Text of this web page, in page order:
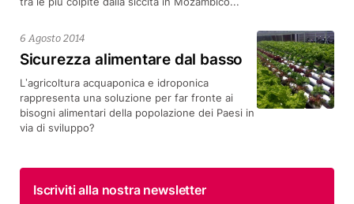
Sicurezza alimentare dal basso
6 Agosto 2014
L’agricoltura acquaponica e idroponica
rappresenta una soluzione per far fronte ai
bisogni alimentari della popolazione dei Paesi in
via di sviluppo?
Iscriviti alla nostra newsletter